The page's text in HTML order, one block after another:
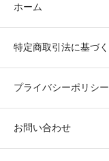
ホーム
特定商取引法に基づ
プライバシーポリシー
お問い合わせ